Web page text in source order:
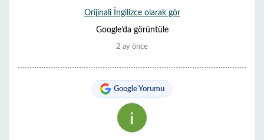
Orijinali İngilizce olarak gör
Google’da görüntüle
2 ay önce
Google Yorumu